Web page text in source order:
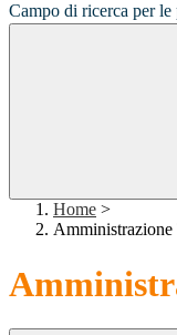
Campo di ricerca per le
Home >
Amministrazione